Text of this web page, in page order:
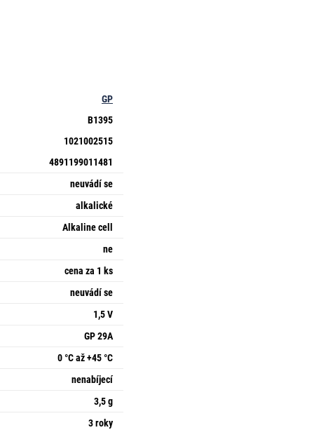
GP
B1395
1021002515
4891199011481
neuvádí se
alkalické
Alkaline cell
ne
cena za 1 ks
neuvádí se
1,5 V
GP 29A
0 °C až +45 °C
nenabíjecí
3,5 g
3 roky